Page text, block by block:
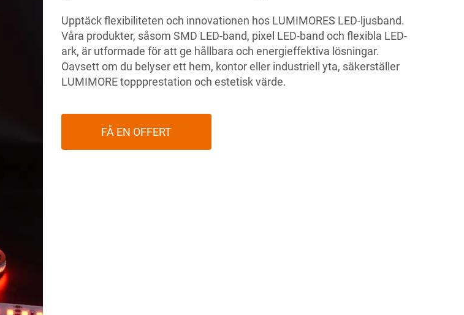
Upptäck flexibiliteten och innovationen hos LUMIMORES LED-ljusband.
Våra produkter, såsom SMD LED-band, pixel LED-band och flexibla LED-
ark, är utformade för att ge hållbara och energieffektiva lösningar.
Oavsett om du belyser ett hem, kontor eller industriell yta, säkerställer
LUMIMORE toppprestation och estetisk värde.
FÅ EN OFFERT